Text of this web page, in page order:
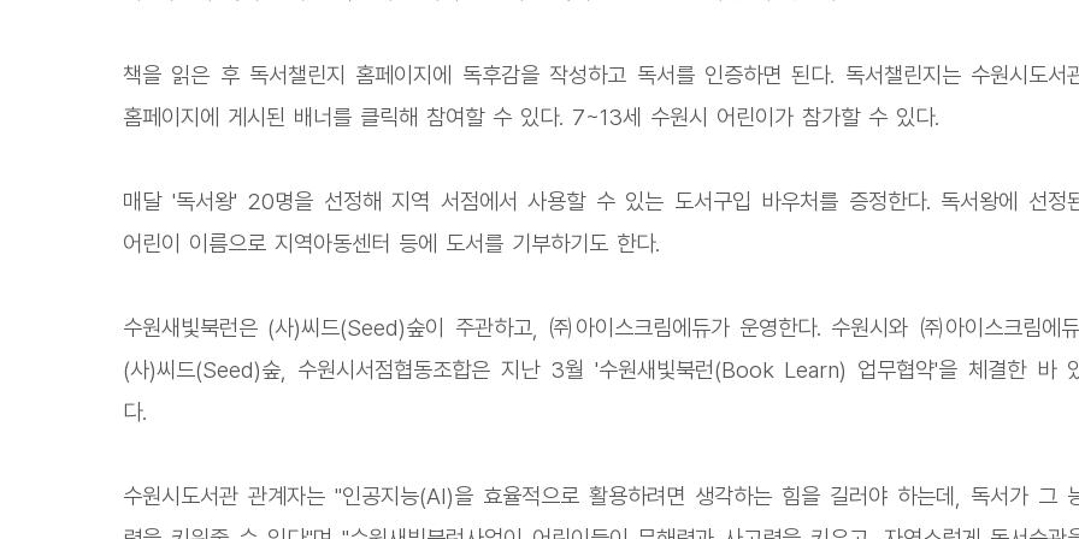
책을 읽은 후 독서챌린지 홈페이지에 독후감을 작성하고 독서를 인증하면 된다. 독서챌린지는 수원시도서
홈페이지에 게시된 배너를 클릭해 참여할 수 있다. 7~13세 수원시 어린이가 참가할 수 있다.
매달 '독서왕' 20명을 선정해 지역 서점에서 사용할 수 있는 도서구입 바우처를 증정한다. 독서왕에 선정
어린이 이름으로 지역아동센터 등에 도서를 기부하기도 한다.
수원새빛북런은 (사)씨드(Seed)숲이 주관하고, ㈜아이스크림에듀가 운영한다. 수원시와 ㈜아이스크림에
(사)씨드(Seed)숲, 수원시서점협동조합은 지난 3월 '수원새빛북런(Book Learn) 업무협약'을 체결한 바
다.
수원시도서관 관계자는 "인공지능(AI)을 효율적으로 활용하려면 생각하는 힘을 길러야 하는데, 독서가 그